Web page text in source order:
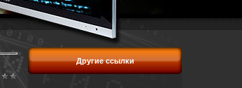
Другие ссылки